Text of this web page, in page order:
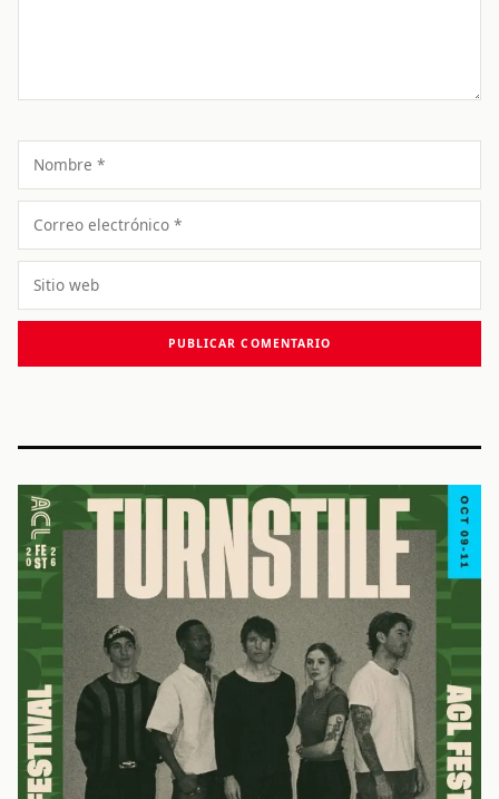
Nombre
Correo
electrónico
Sitio
web